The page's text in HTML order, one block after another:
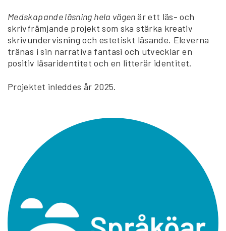
Medskapande läsning hela vägenär ett läs- och
skrivfrämjande projekt som ska stärka kreativ
skrivundervisning och estetiskt läsande. Eleverna
tränas i sin narrativa fantasi och utvecklar en
positiv läsaridentitet och en litterär identitet.
Projektet inleddes år 2025.